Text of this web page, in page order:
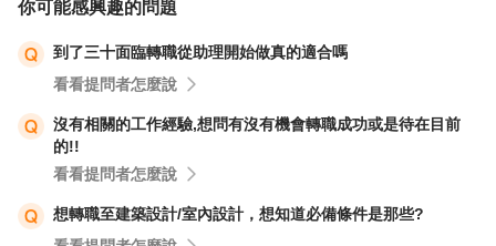
善用104求職精靈,內有財會人員所需的Top 10 技能,並有一
些免費的學習課程. 先自學,若將來找到工作,遇到不懂之處,
記得不恥下問,就有機會提升專業能力,我相信有一天還是有
機會晉升管理職.
你可能感興趣的問題
到了三十面臨轉職從助理開始做真的適合嗎
看看提問者怎麼說
沒有相關的工作經驗,想問有沒有機會轉職成功或是待在目前
的!!
看看提問者怎麼說
想轉職至建築設計/室內設計，想知道必備條件是那些?